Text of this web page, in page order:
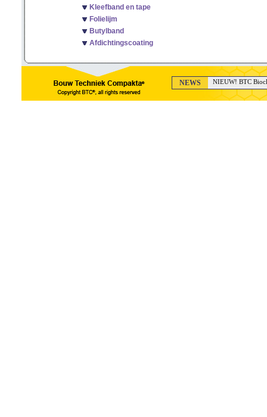
Kleefband en tape
Folielijm
Butylband
Afdichtingscoating
NEWS NIEUW! BTC